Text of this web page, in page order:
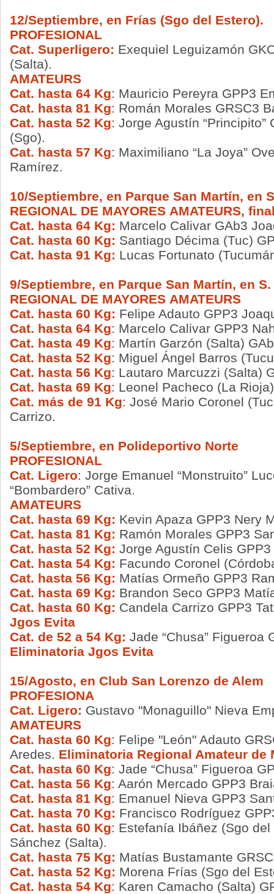
12/Septiembre, en Frías (Sgo del Estero).
PROFESIONAL
Cat. Superligero: Exequiel Leguizamón
(Salta).
AMATEURS
Cat. hasta 64 Kg: Mauricio Pereyra GPP3
Cat. hasta 81 Kg: Román Morales GRSC3
Cat. hasta 52 Kg: Jorge Agustín
(Sgo).
Cat. hasta 57 Kg: Maximiliano “La Joya”
Ramírez.
10/Septiembre, en Parque San Martín, en
REGIONAL DE MAYORES AMATEURS,
Cat. hasta 64 Kg: Marcelo Calivar GAb3
Cat. hasta 60 Kg: Santiago Décima (Tuc)
Cat. hasta 91 Kg: Lucas Fortunato
9/Septiembre, en Parque San Martín, en
REGIONAL DE MAYORES AMATEURS
Cat. hasta 60 Kg: Felipe Adauto GPP3
Cat. hasta 64 Kg: Marcelo Calivar GPP3
Cat. hasta 49 Kg: Martín Garzón (Salta)
Cat. hasta 52 Kg: Miguel Ángel Barros
Cat. hasta 56 Kg: Lautaro Marcuzzi (Salta)
Cat. hasta 69 Kg: Leonel Pacheco (La
Cat. más de 91 Kg: José Mario Coronel
Carrizo.
5/Septiembre, en Polideportivo Norte
PROFESIONAL
Cat. Ligero: Jorge Emanuel “Monstruito”
“Bombardero” Cativa.
AMATEURS
Cat. hasta 69 Kg: Kevin Apaza GPP3 Nery
Cat. hasta 81 Kg: Ramón Morales GPP3
Cat. hasta 52 Kg: Jorge Agustín Celis
Cat. hasta 54 Kg: Facundo Coronel
Cat. hasta 56 Kg: Matías Ormeño GPP3
Cat. hasta 69 Kg: Brandon Seco GPP3
Cat. hasta 60 Kg: Candela Carrizo GPP3
Jgos Evita
Cat. de 52 a 54 Kg: Jade “Chusa” Figueroa
Eliminatoria Jgos Evita
15/Agosto, en Club San Lorenzo de Alem
PROFESIONA
Cat. Ligero: Gustavo "Monaguillo" Nieva
AMATEURS
Cat. hasta 60 Kg: Felipe "León" Adauto
Aredes. Eliminatoria Regional Amateur de
Cat. hasta 60 Kg: Jade “Chusa” Figueroa
Cat. hasta 56 Kg: Aarón Mercado GPP3
Cat. hasta 81 Kg: Emanuel Nieva GPP3
Cat. hasta 70 Kg: Francisco Rodríguez
Cat. hasta 60 Kg: Estefanía Ibáñez (Sgo
Sánchez (Salta).
Cat. hasta 75 Kg: Matías Bustamante
Cat. hasta 52 Kg: Morena Frías (Sgo del
Cat. hasta 54 Kg: Karen Camacho (Salta)